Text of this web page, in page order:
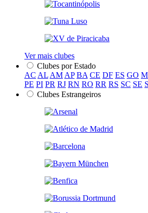
Ver mais clubes
Clubes por Estado
AC AL AM AP BA CE DF ES GO
PE PI PR RJ RN RO RR RS SC SE
Clubes Estrangeiros